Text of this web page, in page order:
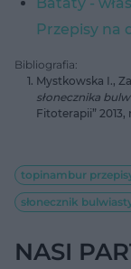
Przepisy na
Bibliografia:
Mystkowska I.,
słonecznika
Fitoterapii” 2013,
topinambur
słonecznik
NASI